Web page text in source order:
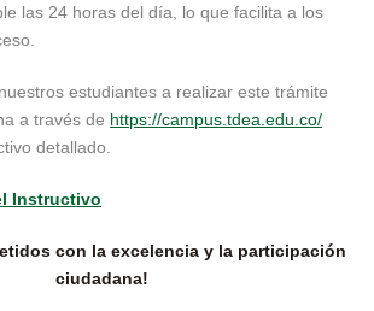
las 24 horas del día, lo que facilita a los
estudiantes a realizar este trámite
a través de https://campus.tdea.edu.co/
detallado.
Instructivo
con la excelencia y la participación
ciudadana!